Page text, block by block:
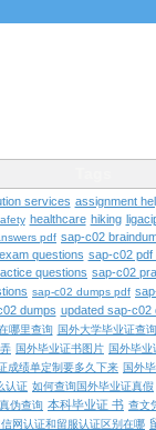
services assignment
healthcare hiking
pdf sap-c02
questions sap-c02 pdf
questions sap-c02
sap-c02 dumps pdf
dumps updated sap-c02
哪里查询 国外大学毕业证查
国外毕业证书图片 国外毕业
成绩单定制要多久下来 国外
认证 如何查询国外毕业证真假
伪查询 本科毕业证 书 查文
网认证和留服认证区别在哪